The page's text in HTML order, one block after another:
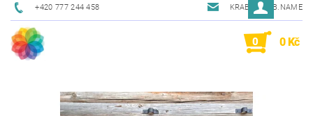
+420 777 244 458 KRAB@KRAB.NAME
0 0 Kč